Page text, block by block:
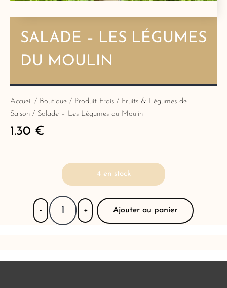
SALADE – LES LÉGUMES
DU MOULIN
Accueil / Boutique / Produit Frais / Fruits & Légumes de
Saison / Salade – Les Légumes du Moulin
1.30 €
4 en stock
- + Ajouter au panier